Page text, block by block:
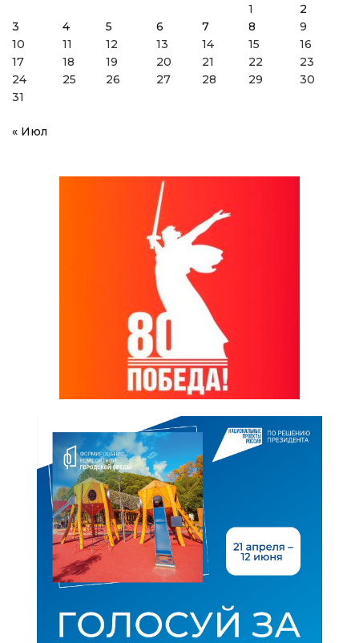
1
2
3
4 5 6 7 8
9
10
11 12 13 14 15
16
17
18 19 20 21 22
23
24
25 26 27 28 29
30
31
« Июл